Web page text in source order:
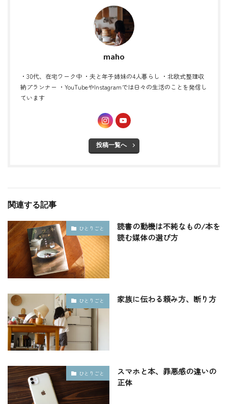
maho
・30代、在宅ワーク中 ・夫と年子姉妹の4人暮らし ・北欧式整理収
納プランナー ・YouTubeやInstagramでは日々の生活のことを発信し
ています
投稿一覧へ
関連する記事
ひとりごと
読書の動機は不純なもの/本を
読む媒体の選び方
ひとりごと 家族に伝わる頼み方、断り方
ひとりごと
スマホと本、罪悪感の違いの
正体